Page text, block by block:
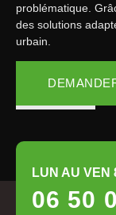
problématique.
des solutions
urbain.
LUN AU VEN
06 50